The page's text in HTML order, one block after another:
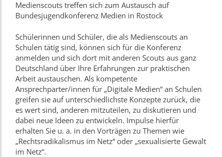
Medienscouts treffen sich zum Austausch auf
Bundesjugendkonferenz Medien in Rostock
Schülerinnen und Schüler, die als Medienscouts an
Schulen tätig sind, können sich für die Konferenz
anmelden und sich dort mit anderen Scouts aus ganz
Deutschland über Ihre Erfahrungen zur praktischen
Arbeit austauschen. Als kompetente
Ansprechparter/innen für „Digitale Medien“ an Schulen
greifen sie auf unterschiedlichste Konzepte zurück, die
es wert sind, anderen mitzuteilen, zu diskutieren und
dabei neue Ideen zu entwickeln. Impulse hierfür
erhalten Sie u. a. in den Vorträgen zu Themen wie
„Rechtsradikalismus im Netz“ oder „sexualisierte Gewalt
im Netz“.